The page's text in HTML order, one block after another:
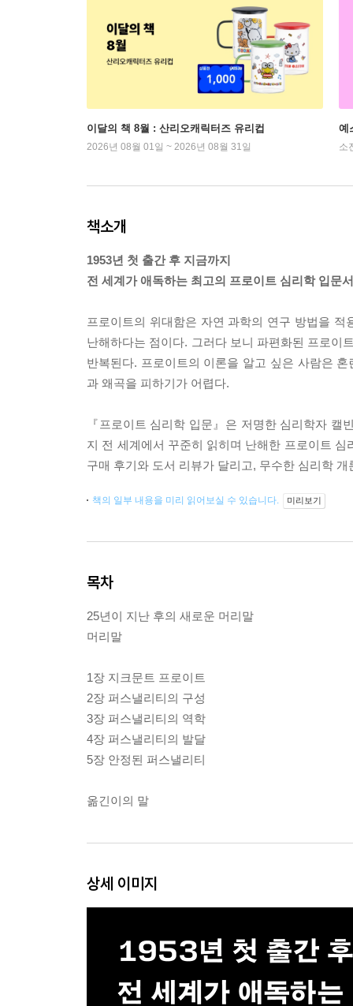
이달의 책 8월 : 산리오캐릭터즈 유리컵
2026년 08월 01일 ~ 2026년 08월 31일
예
소
책소개
1953년 첫 출간 후 지금까지
전 세계가 애독하는 최고의 프로이트 심리학 입문서
프로이트의 위대함은 자연 과학의 연구 방법을
난해하다는 점이다. 그러다 보니 파편화된 프로이
반복된다. 프로이트의 이론을 알고 싶은 사람은
과 왜곡을 피하기가 어렵다.
『프로이트 심리학 입문』은 저명한 심리학자
지 전 세계에서 꾸준히 읽히며 난해한 프로이트
구매 후기와 도서 리뷰가 달리고, 무수한 심리학
책의 일부 내용을 미리 읽어보실 수 있습니다. 미리보기
목차
25년이 지난 후의 새로운 머리말
머리말
1장 지크문트 프로이트
2장 퍼스낼리티의 구성
3장 퍼스낼리티의 역학
4장 퍼스낼리티의 발달
5장 안정된 퍼스낼리티
옮긴이의 말
상세 이미지